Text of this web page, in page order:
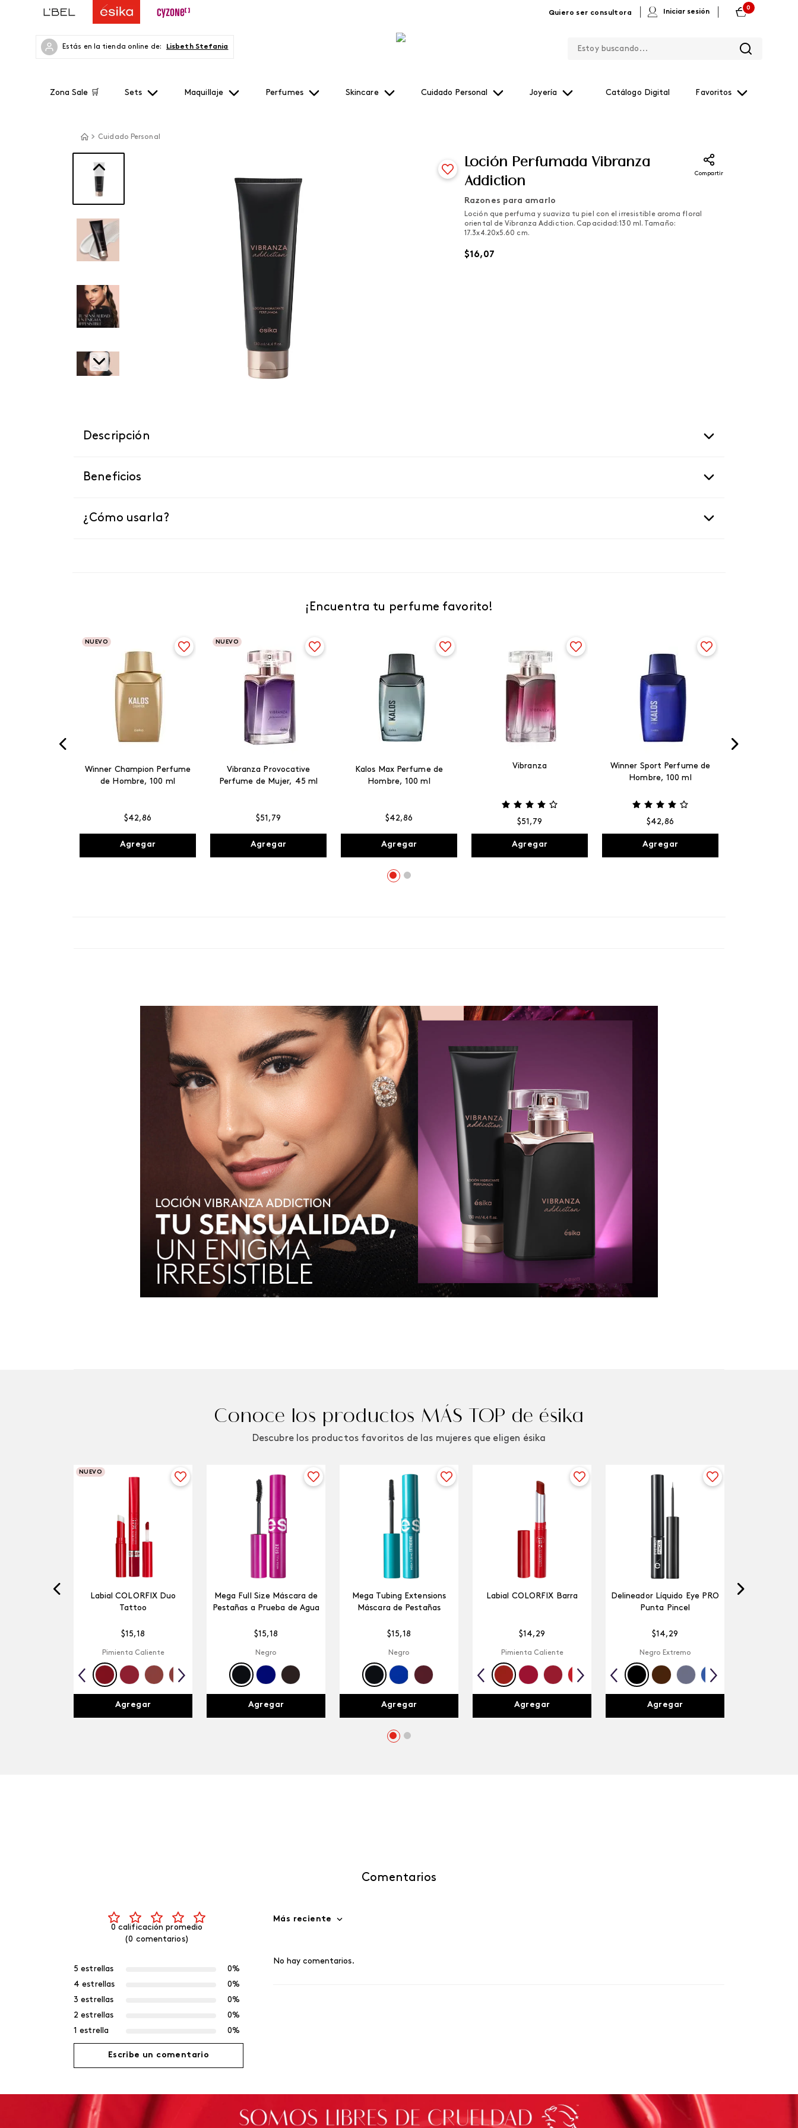
Quiero ser consultora Iniciar sesión
0
Estás en la tienda online de: Lisbeth Stefania
Zona Sale 🛒 Sets Maquillaje Perfumes Skincare Cuidado Personal Joyería Catálogo Digital Favoritos
Cuidado Personal
Loción Perfumada Vibranza
Addiction
Compartir
Razones para amarlo
Loción que perfuma y suaviza tu piel con el irresistible aroma floral
oriental de Vibranza Addiction. Capacidad: 130 ml. Tamaño:
17.3x4.20x5.60 cm.
$16,07
Descripción
Beneficios
¿Cómo usarla?
¡Encuentra tu perfume favorito!
NUEVO
Winner Champion Perfume
de Hombre, 100 ml
$42,86
Agregar
NUEVO
Vibranza Provocative
Perfume de Mujer, 45 ml
$51 , 79
Agregar
Kalos Max Perfume de
Hombre, 100 ml
$42,86
Agregar
Vibranza
$51 , 79
Agregar
Winner Sport Perfume de
Hombre, 100 ml
$42,86
Agregar
Conoce los productos MÁS TOP de ésika
Descubre los productos favoritos de las mujeres que eligen ésika
NUEVO
Labial COLORFIX Duo
Tattoo
$15,18
Pimienta Caliente
Agregar
Mega Full Size Máscara de
Pestañas a Prueba de Agua
$15,18
Negro
Agregar
Mega Tubing Extensions
Máscara de Pestañas
$15,18
Negro
Agregar
Labial COLORFIX Barra
$14, 29
Pimienta Caliente
Agregar
Delineador Líquido Eye PRO
Punta Pincel
$14, 29
Negro Extremo
Agregar
Comentarios
0 calificación promedio
(0 comentarios)
5 estrellas
0%
4 estrellas
0%
3 estrellas
0%
2 estrellas
0%
1 estrella
0%
Escribe un comentario
Agregar comentario
Título
Más reciente
No hay comentarios.